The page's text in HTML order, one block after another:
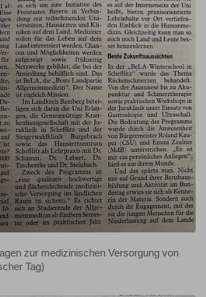
zur medizinischen Versorgung von
Tag)